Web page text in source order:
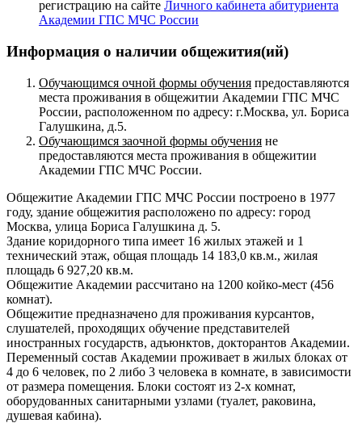
регистрацию на сайте Личного кабинета абитуриента
Академии ГПС МЧС России
Информация о наличии общежития(ий)
Обучающимся очной формы обучения предоставляются
места проживания в общежитии Академии ГПС МЧС
России, расположенном по адресу: г.Москва, ул. Бориса
Галушкина, д.5.
Обучающимся заочной формы обучения не
предоставляются места проживания в общежитии
Академии ГПС МЧС России.
Общежитие Академии ГПС МЧС России построено в 1977
году, здание общежития расположено по адресу: город
Москва, улица Бориса Галушкина д. 5.
Здание коридорного типа имеет 16 жилых этажей и 1
технический этаж, общая площадь 14 183,0 кв.м., жилая
площадь 6 927,20 кв.м.
Общежитие Академии рассчитано на 1200 койко-мест (456
комнат).
Общежитие предназначено для проживания курсантов,
слушателей, проходящих обучение представителей
иностранных государств, адъюнктов, докторантов Академии.
Переменный состав Академии проживает в жилых блоках от
4 до 6 человек, по 2 либо 3 человека в комнате, в зависимости
от размера помещения. Блоки состоят из 2-х комнат,
оборудованных санитарными узлами (туалет, раковина,
душевая кабина).